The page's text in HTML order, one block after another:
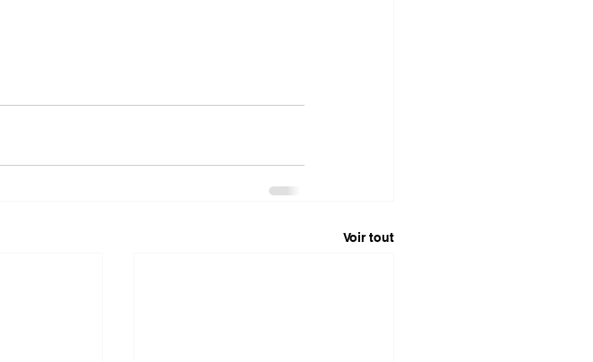
Voir tout